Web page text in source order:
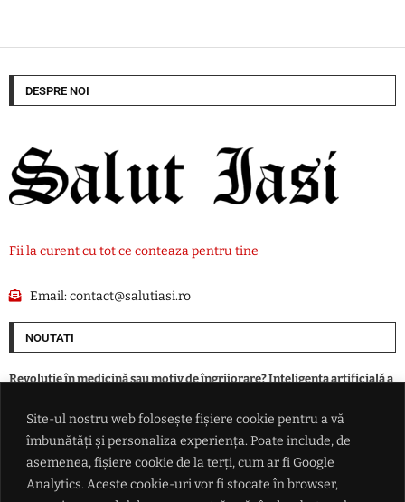
Site-ul nostru web folosește fișiere cookie pentru a vă
îmbunătăți și personaliza experiența. Poate include, de
asemenea, fișiere cookie de la terți, cum ar fi Google
Analytics. Aceste cookie-uri vor fi stocate în browser,
DESPRE NOI
Fii la curent cu tot ce conteaza pentru tine
Email:contact@salutiasi.ro
NOUTATI
Revoluție în medicină sau motiv de îngrijorare? Inteligența artificială a
În timp ce aproape toată Europa se înarmează, patru ţări au ales altă
cale în faţa ameninţării ruse